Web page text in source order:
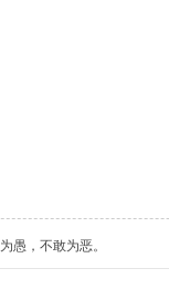
愚，不敢为恶。